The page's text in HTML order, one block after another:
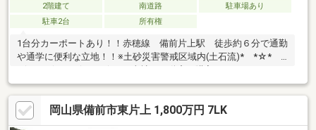
2階建て 南道路
駐車場あり
駐車2台
所有権
1台分カーポートあり！！赤穂線 備前片上駅 徒歩約６分で通勤
や通学に便利な立地！！※土砂災害警戒区域内(土石流)* *☆*
ンまでワンストップでサポートいたします。高い技術力とデザイ
ン力で失敗しないリフォームを実現。中古物件をリノベ・リフォ
ームで蘇らせます。物件購入費用とリノベ工事費用を一緒にロー
ンで組む提案も可能です。3Dモデリングでリフォームの完成予想
岡山県備前市東片上 1,800万円 7LK